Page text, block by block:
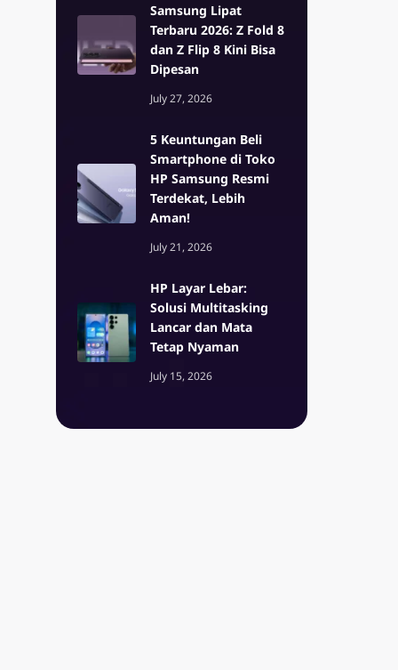
S25 Ultra 5G
Samsung Lipat
Terbaru 2026: Z Fold 8
dan Z Flip 8 Kini Bisa
Dipesan
July 27, 2026
5 Keuntungan Beli
Smartphone di Toko
HP Samsung Resmi
Terdekat, Lebih
Aman!
July 21, 2026
HP Layar Lebar:
Solusi Multitasking
Lancar dan Mata
Tetap Nyaman
July 15, 2026